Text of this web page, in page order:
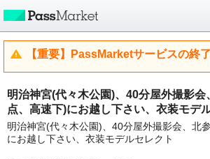
【重要】PassMarketサービスの終
明治神宮(代々木公園)、40分屋外撮影会
点、高速下)にお越し下さい、衣装モデ
明治神宮(代々木公園)、40分屋外撮影会、北
にお越し下さい、衣装モデルセレクト